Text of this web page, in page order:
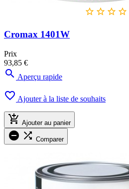
   
Cromax 1401W
Prix
93,85 €
 Aperçu rapide
 Ajouter à la liste de souhaits
 Ajouter au panier
  Comparer